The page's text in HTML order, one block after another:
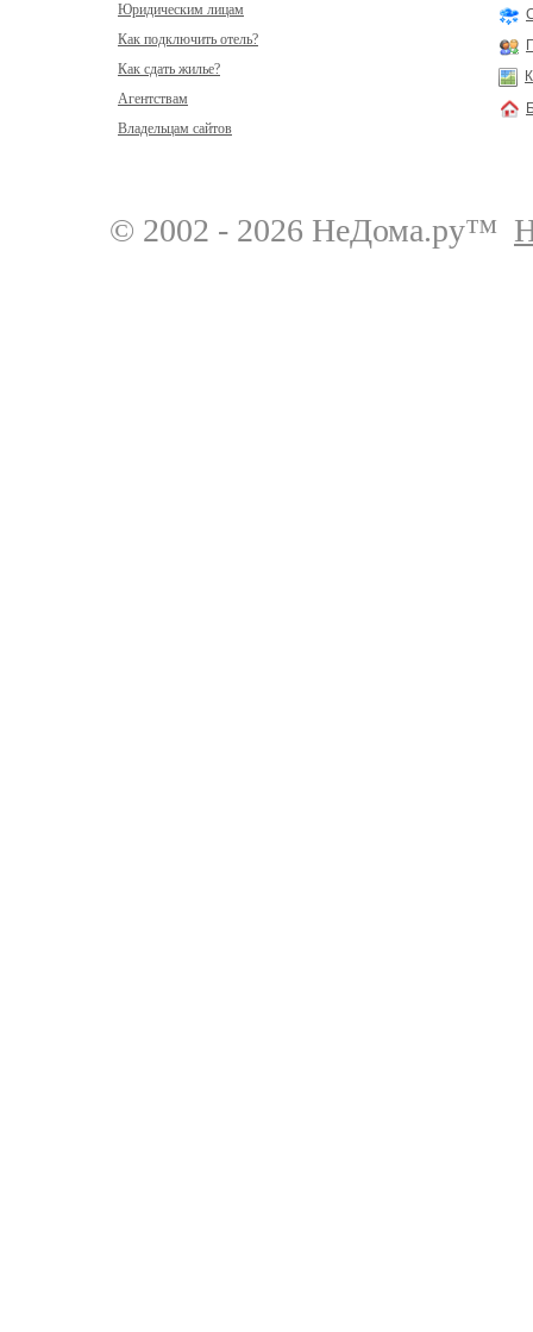
Юридическим лицам
Как подключить отель?
Как сдать жилье?
Агентствам
Владельцам сайтов
© 2002 - 2026 НеДома.ру™